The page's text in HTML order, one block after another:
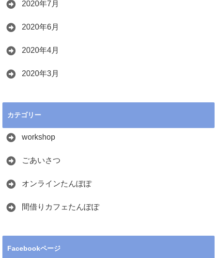
2020年7月
2020年6月
2020年4月
2020年3月
カテゴリー
workshop
ごあいさつ
オンラインたんぽぽ
間借りカフェたんぽぽ
Facebookページ